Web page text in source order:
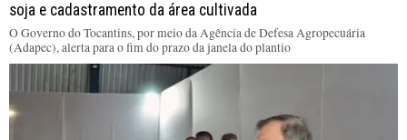
soja e cadastramento da área cultivada
O Governo do Tocantins, por meio da Agência de Defesa Agropecuária
(Adapec), alerta para o fim do prazo da janela do plantio